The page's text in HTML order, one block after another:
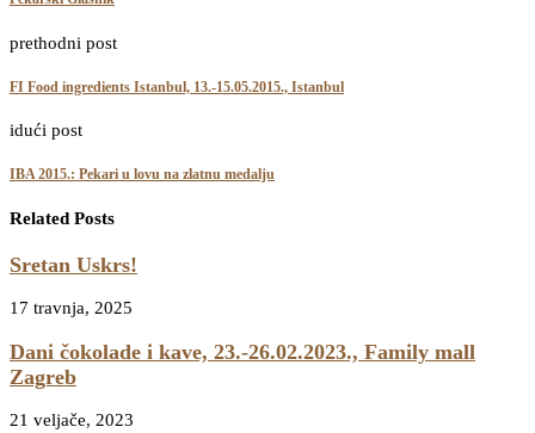
prethodni post
FI Food ingredients Istanbul, 13.-15.05.2015., Istanbul
idući post
IBA 2015.: Pekari u lovu na zlatnu medalju
Related Posts
Sretan Uskrs!
17 travnja, 2025
Dani čokolade i kave, 23.-26.02.2023., Family mall
Zagreb
21 veljače, 2023